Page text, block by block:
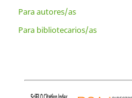
Para autores/as
Para bibliotecarios/as